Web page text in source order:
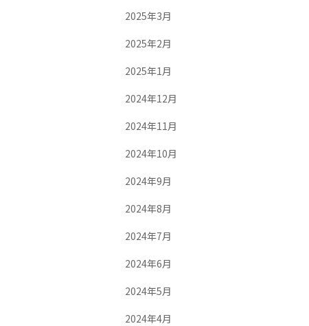
2025年3月
2025年2月
2025年1月
2024年12月
2024年11月
2024年10月
2024年9月
2024年8月
2024年7月
2024年6月
2024年5月
2024年4月